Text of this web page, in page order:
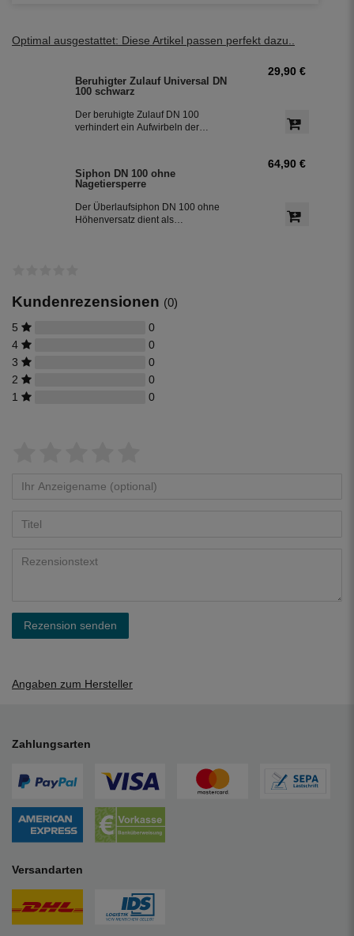
Optimal ausgestattet: Diese Artikel passen perfekt dazu..
Beruhigter Zulauf Universal DN
100 schwarz
Der beruhigte Zulauf DN 100
verhindert ein Aufwirbeln der
Wassers. So bleibt das Regenwasser
frisch. Der beruhigte Zulauf ist die 2.
Reinigungsstufe in der Zisterne.
29,90 €
Siphon DN 100 ohne
Nagetiersperre
Der Überlaufsiphon DN 100 ohne
Höhenversatz dient als
die 3. Reinigungsstufe in der Zisterne.
64,90 €
Kundenrezensionen (0)
5
0
4
0
3
0
2
0
1
0
Rezension senden
Angaben zum Hersteller
Zahlungsarten
Versandarten